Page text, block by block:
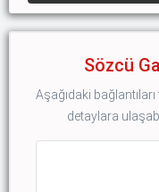
Sözcü
Aşağıdaki
detaylara